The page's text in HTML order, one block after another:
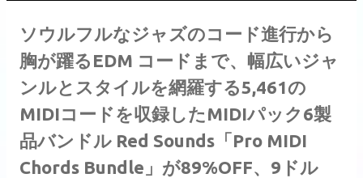
ソウルフルなジャズのコード進行から
胸が躍るEDM コードまで、幅広いジャ
ンルとスタイルを網羅する5,461の
MIDIコードを収録したMIDIパック6製
品バンドル Red Sounds「Pro MIDI
Chords Bundle」が89%OFF、9ドル